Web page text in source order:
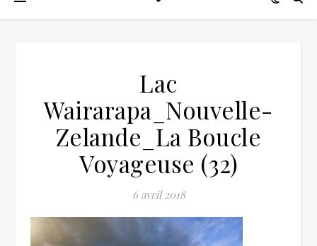
Lac
Wairarapa_Nouvelle-
Zelande_La Boucle
Voyageuse (32)
6 avril 2018